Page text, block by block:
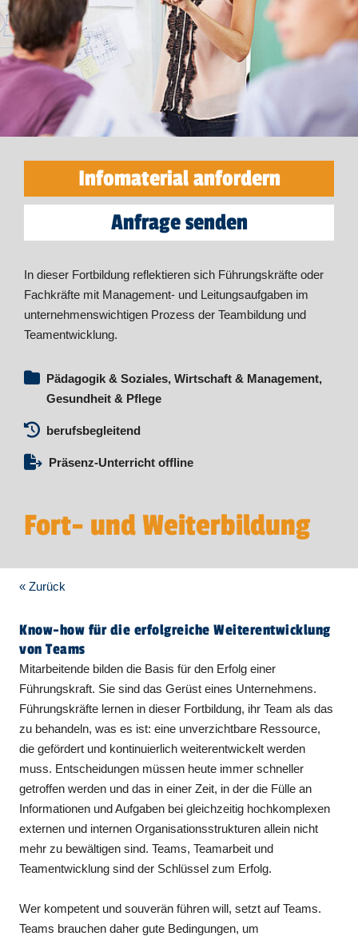
Infomaterial anfordern
Anfrage senden
In dieser Fortbildung reflektieren sich Führungskräfte oder
Fachkräfte mit Management- und Leitungsaufgaben im
unternehmenswichtigen Prozess der Teambildung und
Teamentwicklung.
Pädagogik & Soziales, Wirtschaft & Management,
Gesundheit & Pflege
berufsbegleitend
Präsenz-Unterricht offline
Fort- und Weiterbildung
« Zurück
Know-how für die erfolgreiche Weiterentwicklung
von Teams
Mitarbeitende bilden die Basis für den Erfolg einer
Führungskraft. Sie sind das Gerüst eines Unternehmens.
Führungskräfte lernen in dieser Fortbildung, ihr Team als das
zu behandeln, was es ist: eine unverzichtbare Ressource,
die gefördert und kontinuierlich weiterentwickelt werden
muss. Entscheidungen müssen heute immer schneller
getroffen werden und das in einer Zeit, in der die Fülle an
Informationen und Aufgaben bei gleichzeitig hochkomplexen
externen und internen Organisationsstrukturen allein nicht
mehr zu bewältigen sind. Teams, Teamarbeit und
Teamentwicklung sind der Schlüssel zum Erfolg.
Wer kompetent und souverän führen will, setzt auf Teams.
Teams brauchen daher gute Bedingungen, um